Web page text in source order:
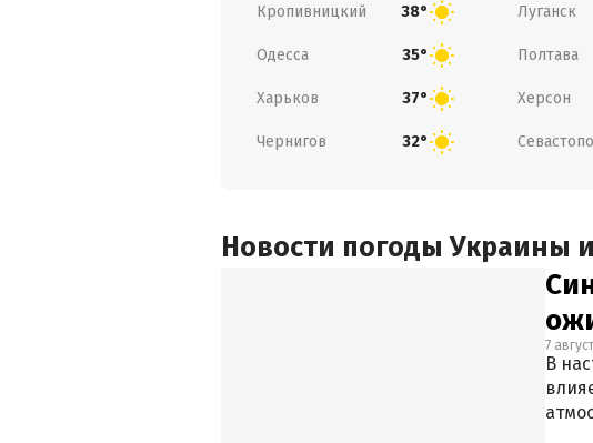
Кропивницкий 38° Луганск
Одесса 35° Полтава
Харьков 37° Херсон
Чернигов 32°
Новости погоды Украины
7
В